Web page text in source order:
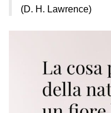
(D. H. Lawrence)